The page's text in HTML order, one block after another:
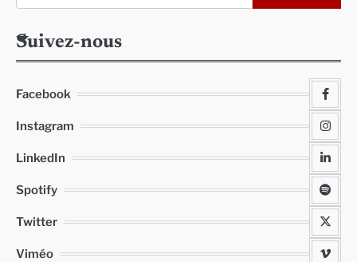
Suivez-nous
Facebook
Instagram
LinkedIn
Spotify
Twitter
Viméo